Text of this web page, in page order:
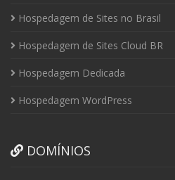
Hospedagem de Sites no Brasil
Hospedagem de Sites Cloud BR
Hospedagem Dedicada
Hospedagem WordPress
DOMÍNIOS